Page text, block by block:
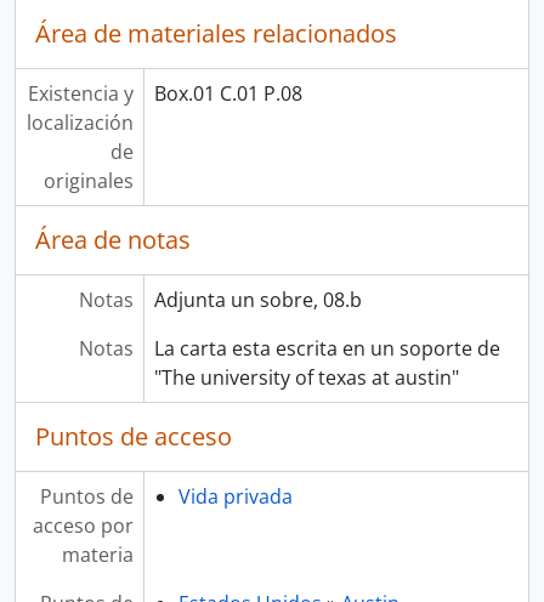
Área de materiales relacionados
Existencia y
localización
de
originales
Box.01 C.01 P.08
Área de notas
Notas
Adjunta un sobre, 08.b
Notas
La carta esta escrita en un soporte de
"The university of texas at austin"
Puntos de acceso
Puntos de
acceso por
materia
Vida privada